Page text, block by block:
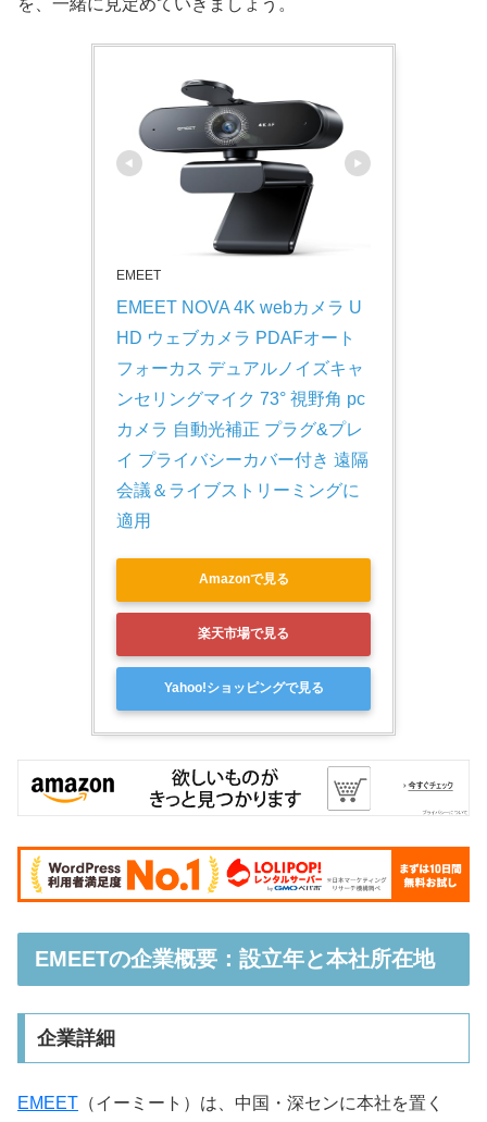
EMEET
EMEET NOVA 4K webカメラ U
HD ウェブカメラ PDAFオート
フォーカス デュアルノイズキャ
ンセリングマイク 73° 視野角 pc
カメラ 自動光補正 プラグ&プレ
イ プライバシーカバー付き 遠隔
会議＆ライブストリーミングに
適用
Amazonで見る
楽天市場で見る
Yahoo!ショッピングで見る
EMEETの企業概要：設立年と本社所在地
企業詳細
EMEET （イーミート）は、中国・深センに本社を置く